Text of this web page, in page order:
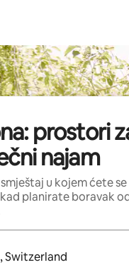
prostori
najam
u kojem ćete
planirate boravak
dostupni rezultati, moći